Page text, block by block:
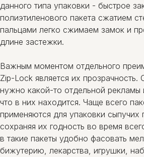
данного типа упаковки - быстрое
полиэтиленового пакета сжатием
пальцами легко сжимаем замок и
длине застежки.
Важным моментом отдельного
Zip-Lock является их прозрачность.
нужно какой-то отдельной рекламы
что в них находится. Чаще всего
применяются для упаковки сыпучих
сохраняя их годность во время
в такие пакеты удобно фасовать
бижутерию, лекарства, игрушки,